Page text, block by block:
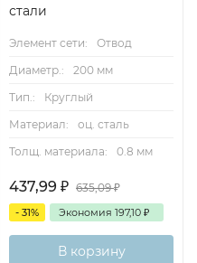
стали
Элемент сети:
Отвод
Диаметр.:
200 мм
Тип.:
Круглый
Материал:
оц. сталь
Толщ. материала:
0.8 мм
437,99 ₽ 635,09₽
- 31% Экономия 197,10 ₽
В корзину